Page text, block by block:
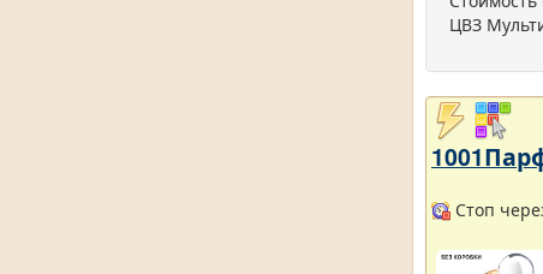
ЦВЗ
Стоп